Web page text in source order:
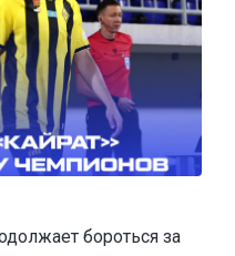
бороться за